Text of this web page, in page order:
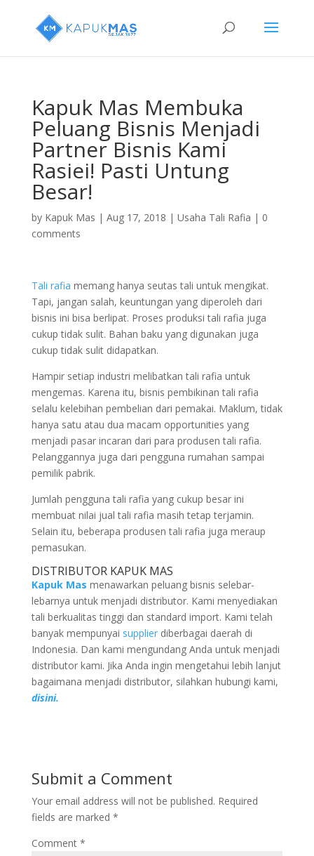
Kapuk Mas Membuka
Peluang Bisnis Menjadi
Partner Bisnis Kami
Rasiei! Pasti Untung
Besar!
by Kapuk Mas | Aug 17, 2018 | Usaha Tali Rafia | 0
comments
Tali rafia memang hanya seutas tali untuk mengikat.
Tapi, jangan salah, keuntungan yang diperoleh dari
bisnis ini bisa berlipat. Proses produksi tali rafia juga
cukup tidak sulit. Bahan baku yang digunakan juga
cukup tidak sulit didapatkan.
Hampir setiap industri melibatkan tali rafia untuk
mengemas. Karena itu, bisnis pembikinan tali rafia
selalu kelebihan pembelian dari pemakai. Maklum, tidak
hanya satu atau dua macam opportunities yang
menjadi pasar incaran dari para produsen tali rafia.
Pelanggannya juga dari pengguna rumahan sampai
pemilik pabrik.
Jumlah pengguna tali rafia yang cukup besar ini
membuat nilai jual tali rafia masih tetap terjamin.
Selain itu, beberapa produsen tali rafia juga meraup
pemasukan.
DISTRIBUTOR KAPUK MAS
Kapuk Mas menawarkan peluang bisnis selebar-
lebarnya untuk menjadi distributor. Kami menyediakan
tali berkualitas tinggi dan standard import. Kami telah
banyak mempunyai supplierdiberbagai daerah di
Indonesia. Dan kami mengundang Anda untuk menjadi
distributor kami. Jika Anda ingin mengetahui lebih lanjut
bagaimana menjadi distributor, silahkan hubungi kami,
disini.
Submit a Comment
Your email address will not be published. Required
fields are marked *
Comment *